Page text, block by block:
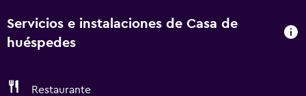
Servicios e instalaciones de Casa de
huéspedes
Restaurante